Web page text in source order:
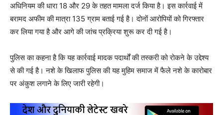
अधिनियम की धारा 18 और 29 के तहत मामला दर्ज किया है। इस कार्रवाई में
बरामद अफीम की मात्रा 135 ग्राम बताई गई है। दोनों आरोपियों को गिरफ्तार
कर लिया गया है और आगे की जांच प्रक्रिया शुरू कर दी गई है।
पुलिस का कहना है कि यह कार्रवाई मादक पदार्थों की तस्करी को रोकने के उद्देश्य
से की गई है। नशे के खिलाफ पुलिस की यह मुहिम समाज में फैले नशे के कारोबार
पर अंकुश लगाने के लिए जारी रहेगी।